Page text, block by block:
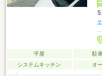
平屋 駐
システムキッチン
オ